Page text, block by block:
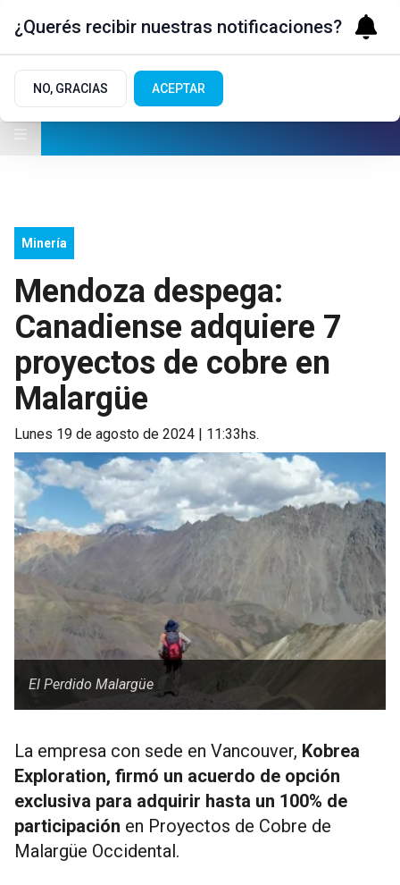
Minería
Mendoza despega:
Canadiense adquiere 7
proyectos de cobre en
Malargüe
lunes 19 de agosto de 2024 | 11:33hs.
El Perdido Malargüe
La empresa con sede en Vancouver, Kobrea
Exploration, firmó un acuerdo de opción
exclusiva para adquirir hasta un 100% de
participación en Proyectos de Cobre de
Malargüe Occidental.
¿Querés recibir nuestras notificaciones?
NO, GRACIAS ACEPTAR